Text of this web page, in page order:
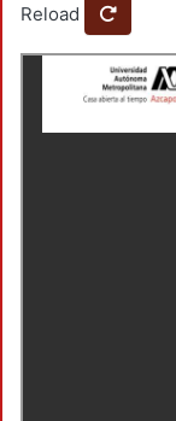
Reload